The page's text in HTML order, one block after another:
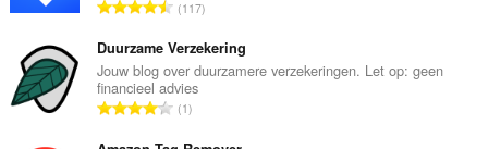
i
a
y
h
e
A
v
i
o
i
117
Duurzame Verzekering
Jouw blog over duurzamere verzekeringen. Let op: geen
financieel advies
A1